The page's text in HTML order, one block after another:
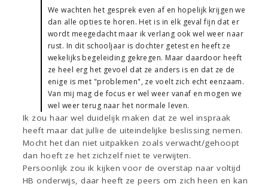
We wachten het gesprek even af en hopelijk krijgen we
dan alle opties te horen. Het is in elk geval fijn dat er
wordt meegedacht maar ik verlang ook wel weer naar
rust. In dit schooljaar is dochter getest en heeft ze
wekelijks begeleiding gekregen. Maar daardoor heeft
ze heel erg het gevoel dat ze anders is en dat ze de
enige is met "problemen", ze voelt zich echt eenzaam.
Van mij mag de focus er wel weer vanaf en mogen we
wel weer terug naar het normale leven.
Ik zou haar wel duidelijk maken dat ze wel inspraak
heeft maar dat jullie de uiteindelijke beslissing nemen.
Mocht het dan niet uitpakken zoals verwacht/gehoopt
dan hoeft ze het zichzelf niet te verwijten.
Persoonlijk zou ik kijken voor de overstap naar voltijd
HB onderwijs, daar heeft ze peers om zich heen en kan